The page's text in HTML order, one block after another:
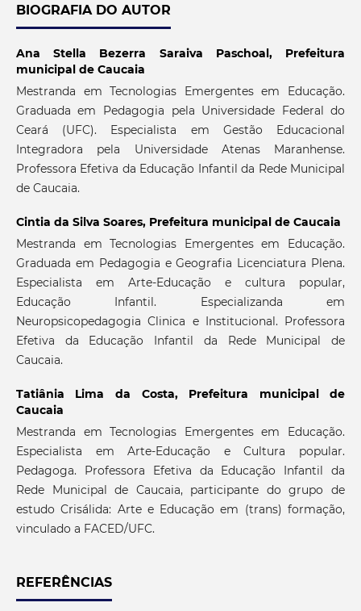
BIOGRAFIA DO AUTOR
Ana Stella Bezerra Saraiva Paschoal, Prefeitura
municipal de Caucaia
Mestranda em Tecnologias Emergentes em Educação.
Graduada em Pedagogia pela Universidade Federal do
Ceará (UFC). Especialista em Gestão Educacional
Integradora pela Universidade Atenas Maranhense.
Professora Efetiva da Educação Infantil da Rede Municipal
de Caucaia.
Cintia da Silva Soares, Prefeitura municipal de Caucaia
Mestranda em Tecnologias Emergentes em Educação.
Graduada em Pedagogia e Geografia Licenciatura Plena.
Especialista em Arte-Educação e cultura popular,
Educação Infantil. Especializanda em
Neuropsicopedagogia Clinica e Institucional. Professora
Efetiva da Educação Infantil da Rede Municipal de
Caucaia.
Tatiânia Lima da Costa, Prefeitura municipal de
Caucaia
Mestranda em Tecnologias Emergentes em Educação.
Especialista em Arte-Educação e Cultura popular.
Pedagoga. Professora Efetiva da Educação Infantil da
Rede Municipal de Caucaia, participante do grupo de
estudo Crisálida: Arte e Educação em (trans) formação,
vinculado a FACED/UFC.
REFERÊNCIAS